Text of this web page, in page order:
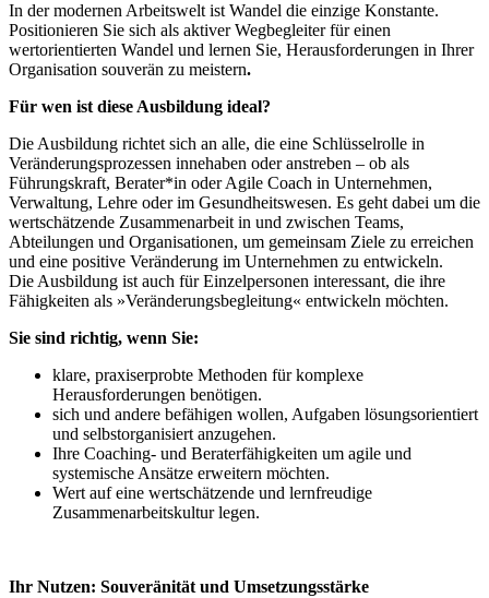
In der modernen Arbeitswelt ist Wandel die einzige Konstante.
Positionieren Sie sich als aktiver Wegbegleiter für einen
wertorientierten Wandel und lernen Sie, Herausforderungen in Ihrer
Organisation souverän zu meistern.
Für wen ist diese Ausbildung ideal?
Die Ausbildung richtet sich an alle, die eine Schlüsselrolle in
Veränderungsprozessen innehaben oder anstreben – ob als
Führungskraft, Berater*in oder Agile Coach in Unternehmen,
Verwaltung, Lehre oder im Gesundheitswesen. Es geht dabei um die
wertschätzende Zusammenarbeit in und zwischen Teams,
Abteilungen und Organisationen, um gemeinsam Ziele zu erreichen
und eine positive Veränderung im Unternehmen zu entwickeln.
Die Ausbildung ist auch für Einzelpersonen interessant, die ihre
Fähigkeiten als »Veränderungsbegleitung« entwickeln möchten.
Sie sind richtig, wenn Sie:
klare, praxiserprobte Methoden für komplexe
Herausforderungen benötigen.
sich und andere befähigen wollen, Aufgaben lösungsorientiert
und selbstorganisiert anzugehen.
Ihre Coaching- und Beraterfähigkeiten um agile und
systemische Ansätze erweitern möchten.
Wert auf eine wertschätzende und lernfreudige
Zusammenarbeitskultur legen.
Ihr Nutzen: Souveränität und Umsetzungsstärke